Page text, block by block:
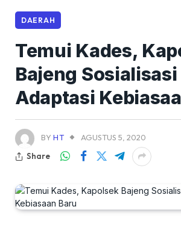
DAERAH
Temui Kades,
Bajeng Sosialisasi
Adaptasi
BY HT
AGUSTUS 5, 2020
Share